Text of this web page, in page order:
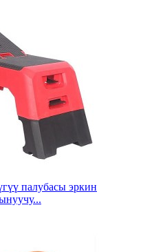
палубасы эркин